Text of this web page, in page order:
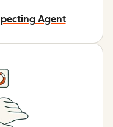
Agent